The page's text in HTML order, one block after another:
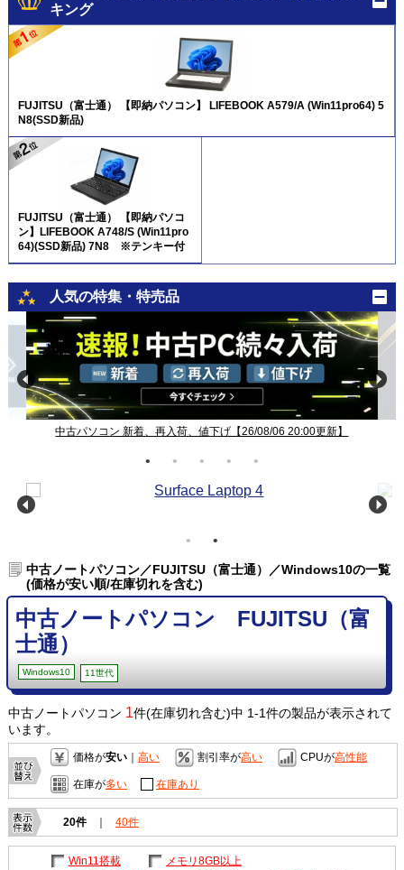
キング
FUJITSU（富士通） 【即納パソコン】 LIFEBOOK A579/A (Win11pro64) 5
N8(SSD新品)
FUJITSU（富士通） 【即納パソコ
ン】LIFEBOOK A748/S (Win11pro
64)(SSD新品) 7N8 ※テンキー付
人気の特集・特売品
中古パソコン 新着、再入荷、値下げ【26/08/06 20:00更新】
中古ノートパソコン／FUJITSU（富士通）／Windows10の一覧
(価格が安い順/在庫切れを含む)
中古ノートパソコン FUJITSU（富
士通）
Windows10 11世代
中古ノートパソコン 1件(在庫切れ含む)中 1-1件の製品が表示されて
います。
価格が安い｜ 高い 割引率が高い CPUが高性能
在庫が多い 在庫あり
20件 ｜ 40件
Win11搭載
メモリ8GB以上